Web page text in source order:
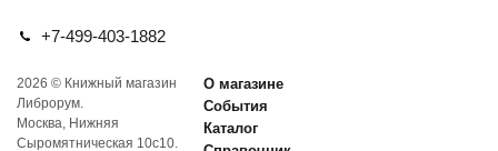
+7-499-403-1882
2026 © Книжный магазин
Либрорум.
Москва, Нижняя
Сыромятническая 10с10.
О магазине
События
Каталог